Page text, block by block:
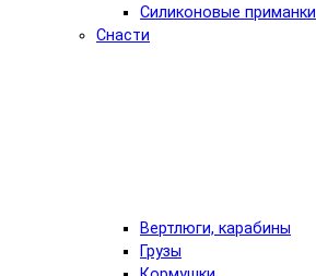
Силиконовые приманки
Снасти
Вертлюги, карабины
Грузы